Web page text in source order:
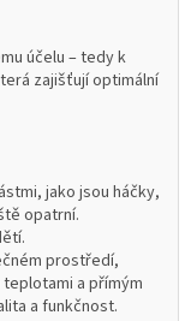
účelu – tedy k
zajišťují optimální
jako jsou háčky,
opatrní.
prostředí,
a přímým
a funkčnost.